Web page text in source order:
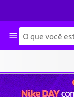
Busca